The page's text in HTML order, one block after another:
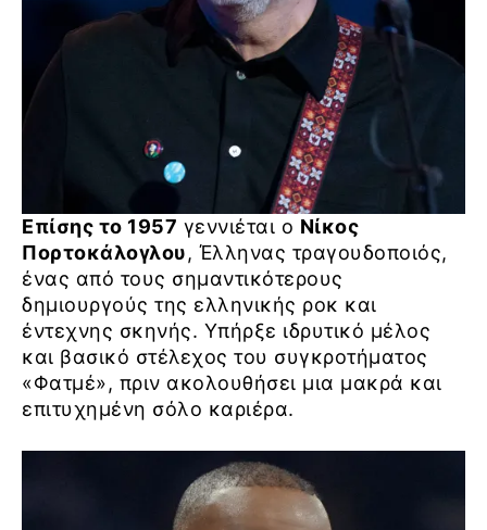
Επίσης το 1957 γεννιέται ο Νίκος
Πορτοκάλογλου, Έλληνας τραγουδοποιός,
ένας από τους σημαντικότερους
δημιουργούς της ελληνικής ροκ και
έντεχνης σκηνής. Υπήρξε ιδρυτικό μέλος
και βασικό στέλεχος του συγκροτήματος
«Φατμέ», πριν ακολουθήσει μια μακρά και
επιτυχημένη σόλο καριέρα.